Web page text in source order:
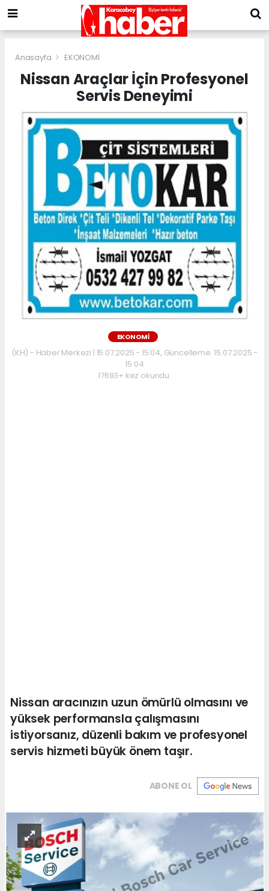
Anasayfa EKONOMİ
Nissan Araçlar İçin Profesyonel
Servis Deneyimi
EKONOMİ
(KH) - Haber Merkezi | 15.07.2025 - 15:04, Güncelleme: 15.07.2025 -
15:04
17693+ kez okundu.
Nissan aracınızın uzun ömürlü olmasını ve
yüksek performansla çalışmasını
istiyorsanız, düzenli bakım ve profesyonel
servis hizmeti büyük önem taşır.
ABONE OL